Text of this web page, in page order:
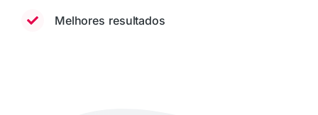
Melhores resultados